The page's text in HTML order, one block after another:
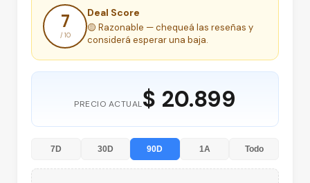
7
/ 10
Deal Score
🟡 Razonable — chequeá las reseñas y
considerá esperar una baja.
PRECIO ACTUAL$ 20.899
7D 30D 90D 1A Todo